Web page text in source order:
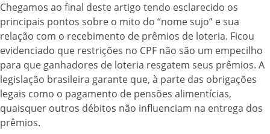
Chegamos ao final deste artigo tendo esclarecido os
principais pontos sobre o mito do “nome sujo” e sua
relação com o recebimento de prêmios de loteria. Ficou
evidenciado que restrições no CPF não são um empecilho
para que ganhadores de loteria resgatem seus prêmios. A
legislação brasileira garante que, à parte das obrigações
legais como o pagamento de pensões alimentícias,
quaisquer outros débitos não influenciam na entrega dos
prêmios.